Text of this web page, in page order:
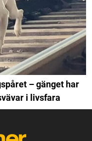
– gänget har
i livsfara